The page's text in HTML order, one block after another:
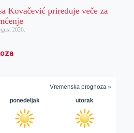
Kovačević priređuje veče za
2026.